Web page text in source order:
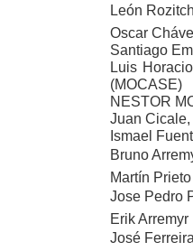
León
Oscar
Santiago
Luis
(MOCASE)
NESTOR
Juan
Ismael
Bruno
Martín
Jose Pedro
Erik
José